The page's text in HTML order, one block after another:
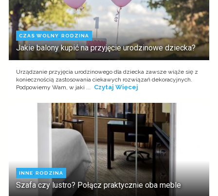
CZAS WOLNY RODZINA
Jakie balony kupić na przyjęcie urodzinowe dziecka?
Urządzanie przyjęcia urodzinowego dla dziecka zawsze wiąże się z
koniecznością zastosowania ciekawych rozwiązań dekoracyjnych.
Podpowiemy Wam, w jaki ...
Czytaj Więcej
INNE RODZINA
Szafa czy lustro? Połącz praktycznie oba meble